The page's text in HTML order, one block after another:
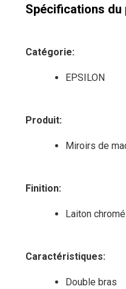
Spécifications du
Catégorie:
EPSILON
Produit:
Miroirs de
Finition:
Laiton chromé
Caractéristiques:
Double bras